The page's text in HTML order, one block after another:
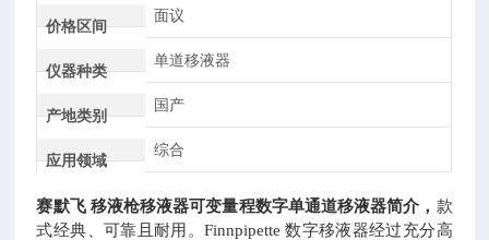
价格区间
面议
仪器种类
单道移液器
产地类别
国产
应用领域
综合
赛默飞 移液枪移液器可变量程数字单通道移液器简介， 款
式经典、可靠且耐用。 Finnpipette 数字移液器经过充分高